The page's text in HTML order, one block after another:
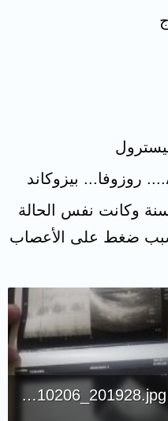
وكانت نفس الحالة
ضغط على الأعصاب
IMG_20210206_201928.jpg